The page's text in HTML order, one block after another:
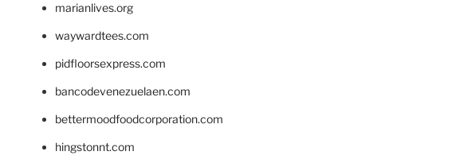
marianlives.org
waywardtees.com
pidfloorsexpress.com
bancodevenezuelaen.com
bettermoodfoodcorporation.com
hingstonnt.com